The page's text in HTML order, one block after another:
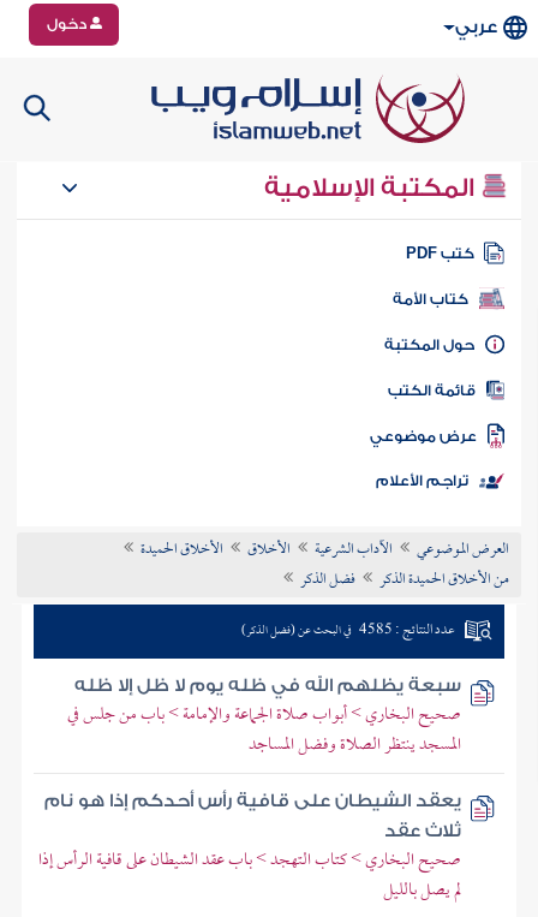
عربي دخول
المكتبة الإسلامية
كتب PDF
كتاب الأمة
المكتبة
الكتب
موضوعي
تراجم الأعلام
العرض الموضوعي الآداب الشرعية الأخلاق
الأخلاق الحميدة
من الأخلاق الحميدة الذكر
فضل الذكر
عدد النتائج : 4585 في البحث عن (فضل الذكر)
سبعة يظلهم الله في ظله يوم لا ظل إلا ظله
صحيح البخاري > أبواب صلاة الجماعة والإمامة > باب من جلس في
المسجد ينتظر الصلاة وفضل المساجد
يعقد الشيطان على قافية رأس أحدكم إذا هو نام
ثلاث عقد
صحيح البخاري > كتاب التهجد > باب عقد الشيطان على قافية الرأس إذا
لم يصل بالليل